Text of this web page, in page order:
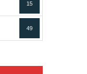
15
49